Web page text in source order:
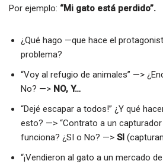
Por ejemplo: “Mi gato está perdido”.
¿Qué hago —que hace el
problema?
“Voy al refugio de animales” —>
No? —> NO, Y…
“Dejé escapar a todos!” ¿Y qué
esto? —> “Contrato a un
funciona? ¿SI o No? —> SI
“¡Vendieron al gato a un mercado